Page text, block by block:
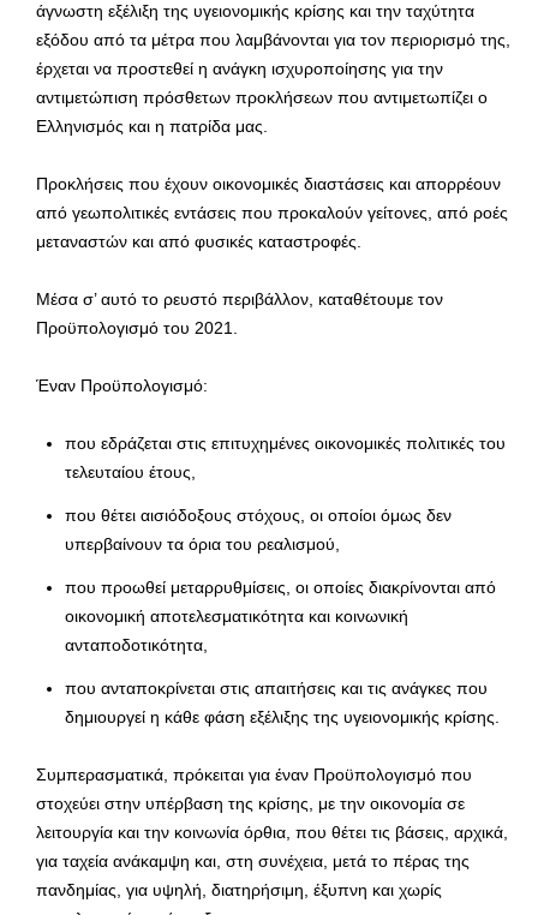
άγνωστη εξέλιξη της υγειονομικής κρίσης και την ταχύτητα
εξόδου από τα μέτρα που λαμβάνονται για τον περιορισμό της,
έρχεται να προστεθεί η ανάγκη ισχυροποίησης για την
αντιμετώπιση πρόσθετων προκλήσεων που αντιμετωπίζει ο
Ελληνισμός και η πατρίδα μας.
Προκλήσεις που έχουν οικονομικές διαστάσεις και απορρέουν
από γεωπολιτικές εντάσεις που προκαλούν γείτονες, από ροές
μεταναστών και από φυσικές καταστροφές.
Μέσα σ’ αυτό το ρευστό περιβάλλον, καταθέτουμε τον
Προϋπολογισμό του 2021.
Έναν Προϋπολογισμό:
που εδράζεται στις επιτυχημένες οικονομικές πολιτικές του
τελευταίου έτους,
που θέτει αισιόδοξους στόχους, οι οποίοι όμως δεν
υπερβαίνουν τα όρια του ρεαλισμού,
που προωθεί μεταρρυθμίσεις, οι οποίες διακρίνονται από
οικονομική αποτελεσματικότητα και κοινωνική
ανταποδοτικότητα,
που ανταποκρίνεται στις απαιτήσεις και τις ανάγκες που
δημιουργεί η κάθε φάση εξέλιξης της υγειονομικής κρίσης.
Συμπερασματικά, πρόκειται για έναν Προϋπολογισμό που
στοχεύει στην υπέρβαση της κρίσης, με την οικονομία σε
λειτουργία και την κοινωνία όρθια, που θέτει τις βάσεις, αρχικά,
για ταχεία ανάκαμψη και, στη συνέχεια, μετά το πέρας της
πανδημίας, για υψηλή, διατηρήσιμη, έξυπνη και χωρίς